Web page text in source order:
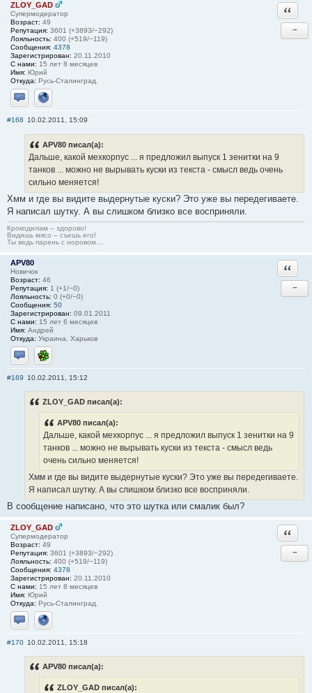
ZLOY_GAD
Супермодератор
Возраст: 49
Репутация: 3601 (+3893/−292)
Лояльность: 400 (+519/−119)
Сообщения: 4378
Зарегистрирован: 20.11.2010
С нами: 15 лет 8 месяцев
Имя: Юрий
Откуда: Русь-Сталинград.
Отправить личное сообщение
Сайт
−
#168 10.02.2011, 15:09
APV80 писал(а):
Дальше, какой мехкорпус ... я предложил выпуск 1 зенитки на 9
танков ... можно не вырывать куски из текста - смысл ведь очень
сильно меняется!
Хмм и где вы видите выдернутые куски? Это уже вы передегиваете.
Я написал шутку. А вы слишком близко все восприняли.
Крокодилам – здорово!
Видишь мясо – съешь его!
Ты ведь парень с норовом…
APV80
Новичок
Возраст: 46
Репутация: 1 (+1/−0)
Лояльность: 0 (+0/−0)
Сообщения: 50
Зарегистрирован: 09.01.2011
С нами: 15 лет 6 месяцев
Имя: Андрей
Откуда: Украина, Харьков
Отправить личное сообщение
ICQ
−
#169 10.02.2011, 15:12
ZLOY_GAD писал(а):
APV80 писал(а):
Дальше, какой мехкорпус ... я предложил выпуск 1 зенитки на 9
танков ... можно не вырывать куски из текста - смысл ведь
очень сильно меняется!
Хмм и где вы видите выдернутые куски? Это уже вы передегиваете.
Я написал шутку. А вы слишком близко все восприняли.
В сообщение написано, что это шутка или смалик был?
ZLOY_GAD
Супермодератор
Возраст: 49
Репутация: 3601 (+3893/−292)
Лояльность: 400 (+519/−119)
Сообщения: 4378
Зарегистрирован: 20.11.2010
С нами: 15 лет 8 месяцев
Имя: Юрий
Откуда: Русь-Сталинград.
Отправить личное сообщение
Сайт
−
#170 10.02.2011, 15:18
APV80 писал(а):
ZLOY_GAD писал(а):